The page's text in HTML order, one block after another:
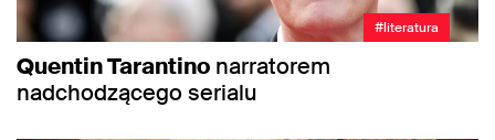
#literatura
Quentin Tarantino narratorem
nadchodzącego serialu